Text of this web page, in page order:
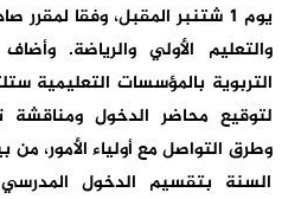
يوم 1 شتنبر المقبل، وفقا
والتعليم الأولي والرياضة.
التربوية بالمؤسسات التعليمية
لتوقيع محاضر الدخول ومناقشة
وطرق التواصل مع أولياء الأمور،
السنة بتقسيم الدخول